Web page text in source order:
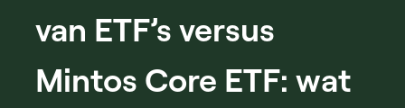
van ETF’s versus
Mintos Core ETF: wat